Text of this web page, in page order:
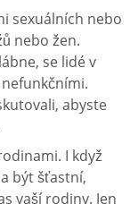
sexuálních nebo
nebo žen.
se lidé v
abyste
I když
být šťastní,
vaší rodiny. Jen